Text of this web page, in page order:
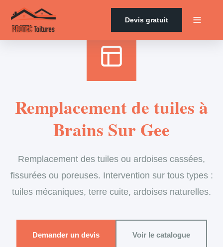
Devis gratuit
Remplacement de tuiles à
Brains Sur Gee
Remplacement des tuiles ou ardoises cassées,
fissurées ou poreuses. Intervention sur tous types :
tuiles mécaniques, terre cuite, ardoises naturelles.
Demander un devis Voir le catalogue